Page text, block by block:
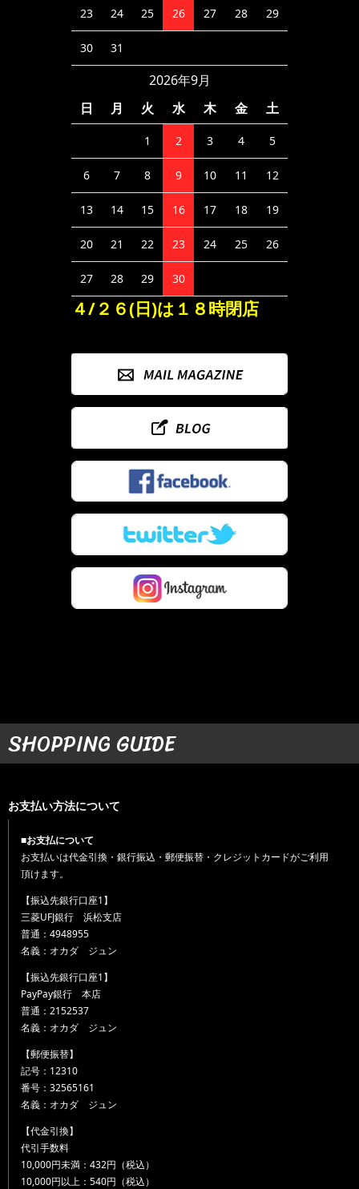
23 24 25 26 27 28 29
30 31
2026年9月
日
月 火 水 木 金 土
1 2 3 4 5
6 7 8 9 10 11 12
13 14 15 16 17 18 19
20 21 22 23 24 25 26
27 28 29 30
４/２６(日)は１８時閉店
SHOPPING GUIDE
お支払い方法について
■お支払について
お支払いは代金引換・銀行振込・郵便振替・クレジットカードがご利用
頂けます。
【振込先銀行口座1】
三菱UFJ銀行 浜松支店
普通：4948955
名義：オカダ ジュン
【振込先銀行口座1】
PayPay銀行 本店
普通：2152537
名義：オカダ ジュン
【郵便振替】
記号：12310
番号：32565161
名義：オカダ ジュン
【代金引換】
代引手数料
10,000円未満：432円（税込）
10,000円以上：540円（税込）